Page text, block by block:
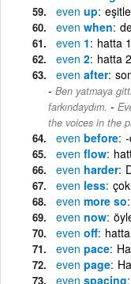
even up
even when
even 1 hatta 1
even 2 hatta 2
even after
Ben yatmaya
farkındaydım. -
the voices in the
even before
even flow
even harder
even less
even more so
even now
even off
even pace
even page
even spacing